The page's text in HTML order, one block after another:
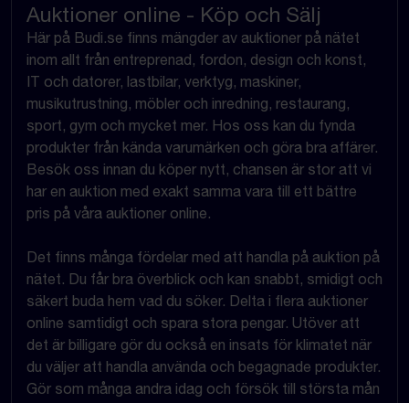
Auktioner online - Köp och Sälj
Här på Budi.se finns mängder av auktioner på nätet
inom allt från entreprenad, fordon, design och konst,
IT och datorer, lastbilar, verktyg, maskiner,
musikutrustning, möbler och inredning, restaurang,
sport, gym och mycket mer. Hos oss kan du fynda
produkter från kända varumärken och göra bra affärer.
Besök oss innan du köper nytt, chansen är stor att vi
har en auktion med exakt samma vara till ett bättre
pris på våra auktioner online.
Det finns många fördelar med att handla på auktion på
nätet. Du får bra överblick och kan snabbt, smidigt och
säkert buda hem vad du söker. Delta i flera auktioner
online samtidigt och spara stora pengar. Utöver att
det är billigare gör du också en insats för klimatet när
du väljer att handla använda och begagnade produkter.
Gör som många andra idag och försök till största mån